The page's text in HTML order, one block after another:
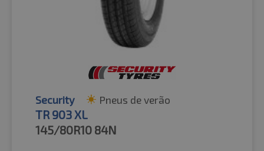
Security Pneus de verão
TR 903 XL
145/80R10 84N